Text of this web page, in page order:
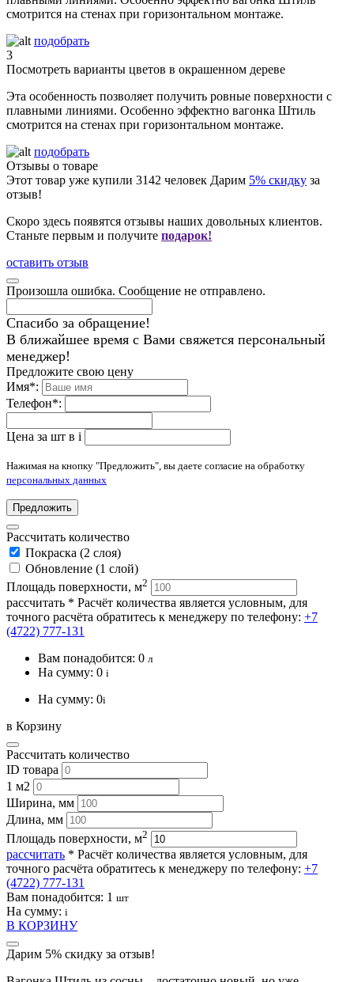
смотрится на стенах при горизонтальном монтаже.
подобрать
3
Посмотреть варианты цветов в окрашенном дереве
Эта особенность позволяет получить ровные поверхности с
плавными линиями. Особенно эффектно вагонка Штиль
смотрится на стенах при горизонтальном монтаже.
подобрать
Отзывы о товаре
Этот товар уже купили 3142 человек Дарим 5% скидку за
отзыв!
Скоро здесь появятся отзывы наших довольных клиентов.
Станьте первым и получите подарок!
оставить отзыв
Произошла ошибка. Сообщение не отправлено.
Спасибо за обращение!
В ближайшее время с Вами свяжется персональный
менеджер!
Предложите свою цену
Имя*:
Телефон*:
Цена за шт в i
Нажимая на кнопку "Предложить", вы даете согласие на обработку
персональных данных
Предложить
Рассчитать количество
Покраска (2 слоя)
Обновление (1 слой)
Площадь поверхности, м2
рассчитать * Расчёт количества является условным, для
точного расчёта обратитесь к менеджеру по телефону: +7
(4722) 777-131
Вам понадобится: 0 л
На сумму: 0 i
На сумму: 0i
в Корзину
Рассчитать количество
ID товара
1 м2
Ширина, мм
Длина, мм
Площадь поверхности, м2
рассчитать * Расчёт количества является условным, для
точного расчёта обратитесь к менеджеру по телефону: +7
(4722) 777-131
Вам понадобится: 1 шт
На сумму: i
В КОРЗИНУ
Дарим 5% скидку за отзыв!